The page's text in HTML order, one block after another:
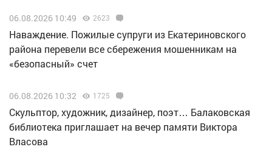
06.08.2026 10:49 2623
Наваждение. Пожилые супруги из Екатериновского
района перевели все сбережения мошенникам на
«безопасный» счет
06.08.2026 10:32 1725
Скульптор, художник, дизайнер, поэт… Балаковская
библиотека приглашает на вечер памяти Виктора
Власова